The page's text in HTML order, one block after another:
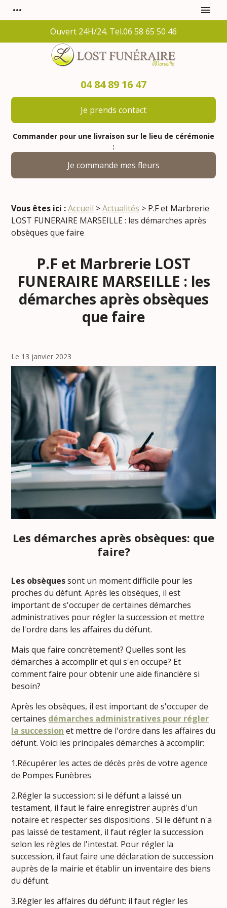
more_horiz menu
Ouvert 24H/24. Tel.06 58 65 50 46
04 84 89 16 47
Je prends contact
Commander pour une livraison sur le lieu de cérémonie
:
Je commande mes fleurs
Vous êtes ici : Accueil >Actualités > P.F et Marbrerie
LOST FUNERAIRE MARSEILLE : les démarches après
obsèques que faire
P.F et Marbrerie LOST
FUNERAIRE MARSEILLE : les
démarches après obsèques
que faire
Le 13 janvier 2023
Les démarches après obsèques: que
faire?
Les obsèquessont un moment difficile pour les
proches du défunt. Après les obsèques, il est
important de s'occuper de certaines démarches
administratives pour régler la succession et mettre
de l'ordre dans les affaires du défunt.
Mais que faire concrètement? Quelles sont les
démarches à accomplir et qui s'en occupe? Et
comment faire pour obtenir une aide financière si
besoin?
Après les obsèques, il est important de s'occuper de
certaines démarches administratives pour régler
la succession et mettre de l'ordre dans les affaires du
défunt. Voici les principales démarches à accomplir:
1.Récupérer les actes de décès près de votre agence
de Pompes Funèbres
2.Régler la succession: si le défunt a laissé un
testament, il faut le faire enregistrer auprès d'un
notaire et respecter ses dispositions . Si le défunt n'a
pas laissé de testament, il faut régler la succession
selon les règles de l'intestat. Pour régler la
succession, il faut faire une déclaration de succession
auprès de la mairie et établir un inventaire des biens
du défunt.
3.Régler les affaires du défunt: il faut régler les